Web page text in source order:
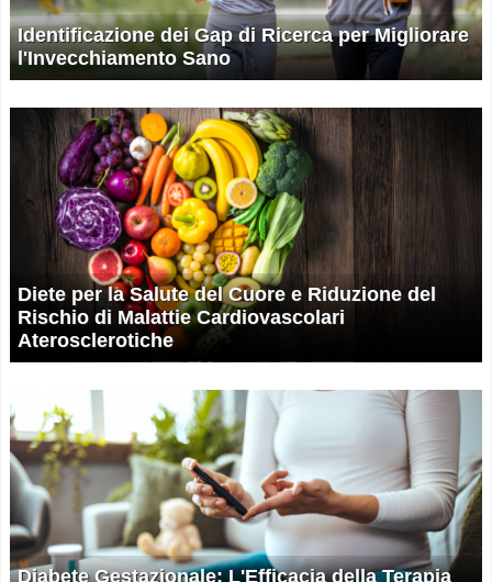
Identificazione dei Gap di Ricerca per Migliorare
l'Invecchiamento Sano
Diete per la Salute del Cuore e Riduzione del
Rischio di Malattie Cardiovascolari
Aterosclerotiche
Diabete Gestazionale: L'Efficacia della Terapia